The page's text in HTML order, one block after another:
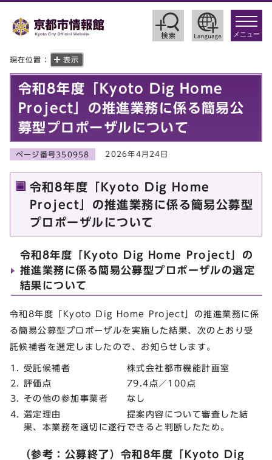
toggle
メニュー
現在位置： 表示
令和8年度「Kyoto Dig Home
Project」の推進業務に係る簡易公
募型プロポーザルについて
ページ番号350958 2026年4月24日
令和8年度「Kyoto Dig Home
Project」の推進業務に係る簡易公募型
プロポーザルについて
令和8年度「Kyoto Dig Home Project」の
推進業務に係る簡易公募型プロポーザルの選定
結果について
令和8年度「Kyoto Dig Home Project」の推進業務に係
る簡易公募型プロポーザルを実施した結果、次のとおり受
託候補者を選定しましたので、お知らせします。
受託候補者 株式会社都市機能計画室
評価点 79.4点／100点
その他の参加事業者 なし
選定理由 提案内容について審査した結
果、本業務を適切に遂行できると判断したため。
（参考：公募終了）令和8年度「Kyoto Dig